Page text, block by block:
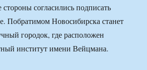
согласились подписать
Побратимом Новосибирска станет
городок, где расположен
институт имени Вейцмана.